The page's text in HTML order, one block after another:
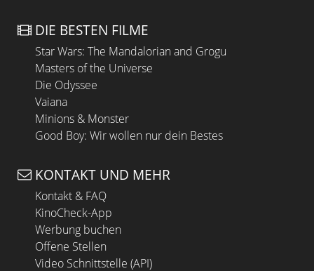
DIE BESTEN FILME
Star Wars: The Mandalorian and Grogu
Masters of the Universe
Die Odyssee
Vaiana
Minions & Monster
Good Boy: Wir wollen nur dein Bestes
KONTAKT UND MEHR
Kontakt & FAQ
KinoCheck-App
Werbung buchen
Offene Stellen
Video Schnittstelle (API)